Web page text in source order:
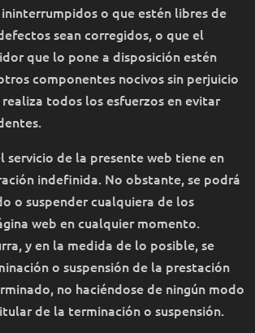
o que estén libres de
sean corregidos, o que el
que lo pone a disposición estén
componentes nocivos sin perjuicio
todos los esfuerzos en evitar
servicio de la presente web tiene en
indefinida. No obstante, se podrá
o suspender cualquiera de los
web en cualquier momento.
y en la medida de lo posible, se
o suspensión de la prestación
no haciéndose de ningún modo
de la terminación o suspensión.